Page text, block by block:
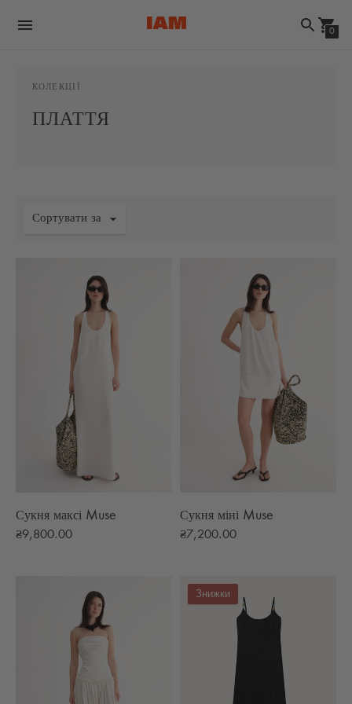
0
КОЛЕКЦІЇ
ПЛАТТЯ
Сортувати за
Сукня максі Muse
₴9,800.00
Сукня міні Muse
₴7,200.00
Знижки